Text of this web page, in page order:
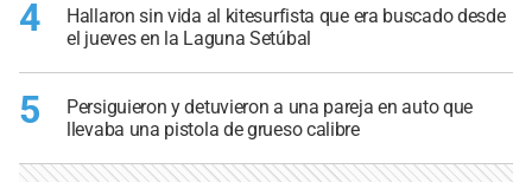
4
Hallaron sin vida al kitesurfista que era buscado desde
el jueves en la Laguna Setúbal
5
Persiguieron y detuvieron a una pareja en auto que
llevaba una pistola de grueso calibre